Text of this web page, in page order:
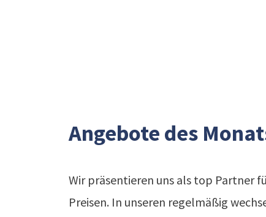
Angebote des
Wir präsentieren uns als top Partner
Preisen. In unseren regelmäßig